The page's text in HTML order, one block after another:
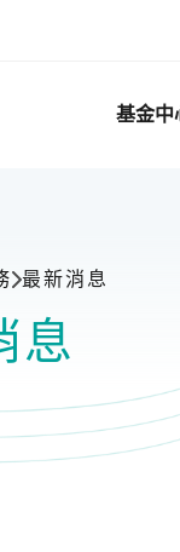
基金中
最新消息
息